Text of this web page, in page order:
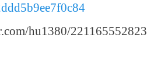
hu1380/221165552823